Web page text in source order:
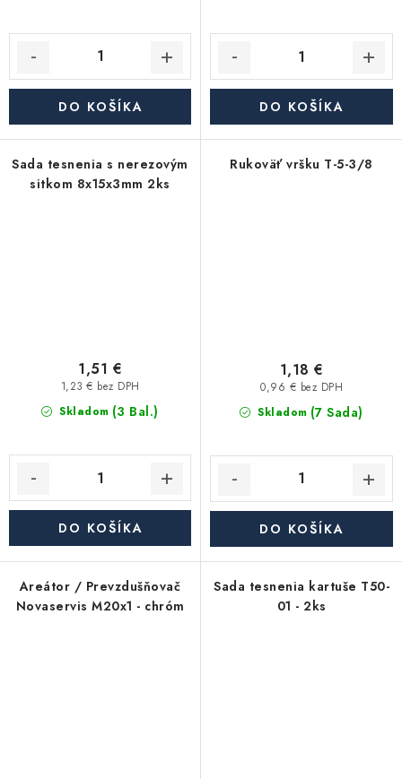
DO KOŠÍKA DO KOŠÍKA
Sada tesnenia s nerezovým
sitkom 8x15x3mm 2ks
Skladom (3 Bal.)
1,23 € bez DPH
1,51 €
DO KOŠÍKA
Rukoväť vršku T-5-3/8
Skladom (7 Sada)
0,96 € bez DPH
1,18 €
DO KOŠÍKA
Areátor / Prevzdušňovač
Novaservis M20x1 - chróm
Sada tesnenia kartuše T50-
01 - 2ks